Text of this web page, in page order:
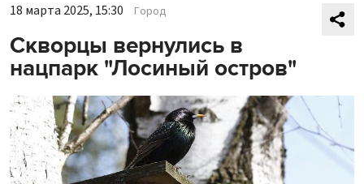
18 марта 2025, 15:30 Город
Скворцы вернулись в
нацпарк "Лосиный остров"